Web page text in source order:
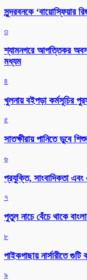
সুন্দরবনকে ‘বায়োস্ফিয়ার
৩
শ্যামনগরে আপত্তিকর
মধ্যম
৪
খুলনায় বইপড়া কর্মসূচির
৫
সাতক্ষীরায় পানিতে ডুবে
৬
প্রযুক্তি, সাংবাদিকতা
৭
পুতুল নাচে বেঁচে থাকে
৮
পাইকগাছায় নার্সারীতে
৯